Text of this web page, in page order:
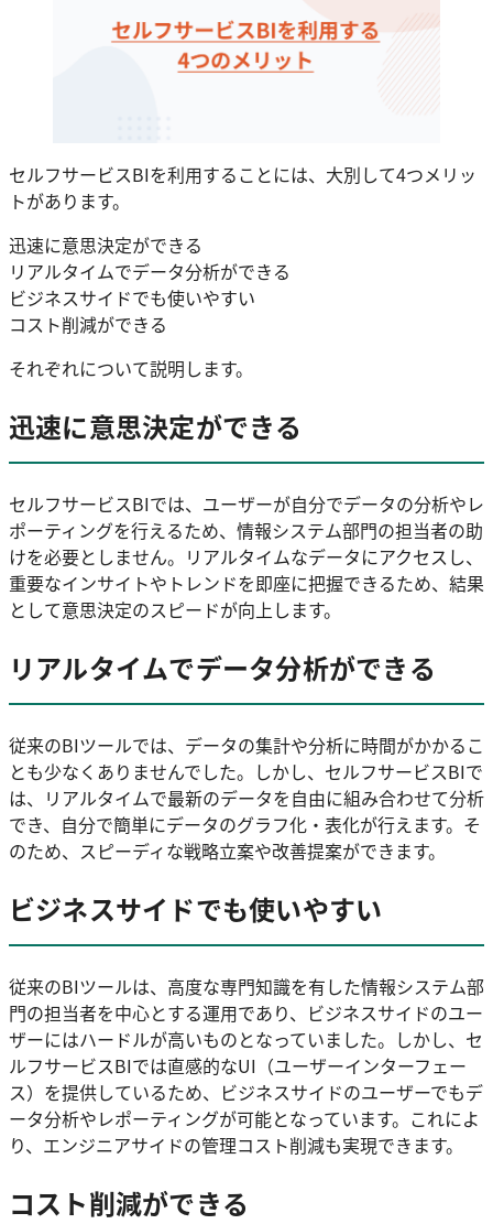
セルフサービスBIを利用することには、大別して4つメリッ
トがあります。
迅速に意思決定ができる
リアルタイムでデータ分析ができる
ビジネスサイドでも使いやすい
コスト削減ができる
それぞれについて説明します。
迅速に意思決定ができる
セルフサービスBIでは、ユーザーが自分でデータの分析やレ
ポーティングを行えるため、情報システム部門の担当者の助
けを必要としません。リアルタイムなデータにアクセスし、
重要なインサイトやトレンドを即座に把握できるため、結果
として意思決定のスピードが向上します。
リアルタイムでデータ分析ができる
従来のBIツールでは、データの集計や分析に時間がかかるこ
とも少なくありませんでした。しかし、セルフサービスBIで
は、リアルタイムで最新のデータを自由に組み合わせて分析
でき、自分で簡単にデータのグラフ化・表化が行えます。そ
のため、スピーディな戦略立案や改善提案ができます。
ビジネスサイドでも使いやすい
従来のBIツールは、高度な専門知識を有した情報システム部
門の担当者を中心とする運用であり、ビジネスサイドのユー
ザーにはハードルが高いものとなっていました。しかし、セ
ルフサービスBIでは直感的なUI（ユーザーインターフェー
ス）を提供しているため、ビジネスサイドのユーザーでもデ
ータ分析やレポーティングが可能となっています。これによ
り、エンジニアサイドの管理コスト削減も実現できます。
コスト削減ができる